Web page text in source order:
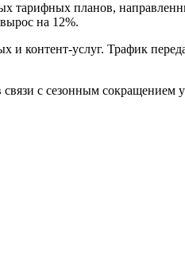
тарифных планов,
на 12%.
контент-услуг. Трафик
с сезонным сокращением